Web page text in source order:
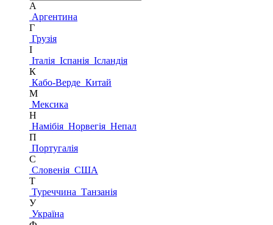
А
Аргентина
Г
Грузія
І
Італія Іспанія Ісландія
К
Кабо-Верде Китай
М
Мексика
Н
Намібія Норвегія Непал
П
Португалія
С
Словенія США
Т
Туреччина Танзанія
У
Україна